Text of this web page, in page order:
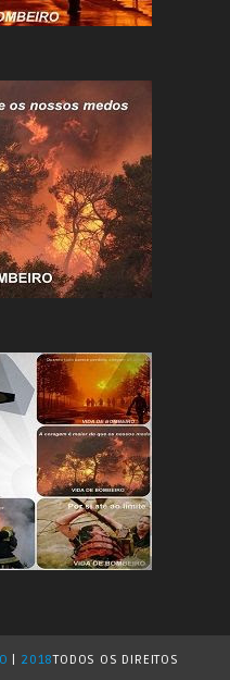
| 2018TODOS OS DIREITOS